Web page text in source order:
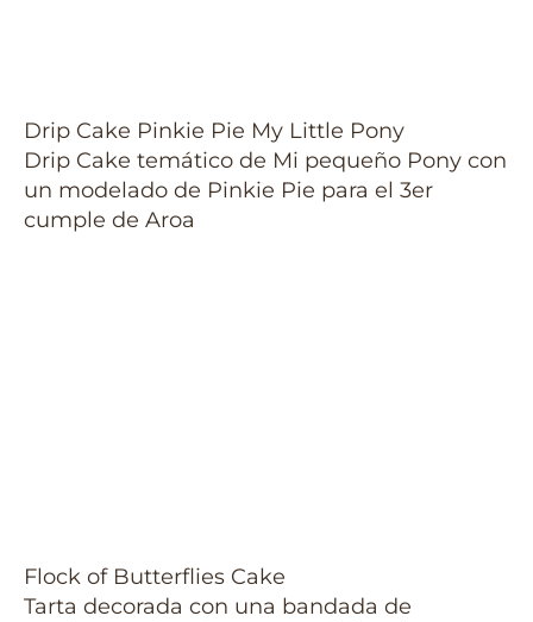
Drip Cake Pinkie Pie My Little Pony
Drip Cake temático de Mi pequeño Pony con
un modelado de Pinkie Pie para el 3er
cumple de Aroa
Flock of Butterflies Cake
Tarta decorada con una bandada de